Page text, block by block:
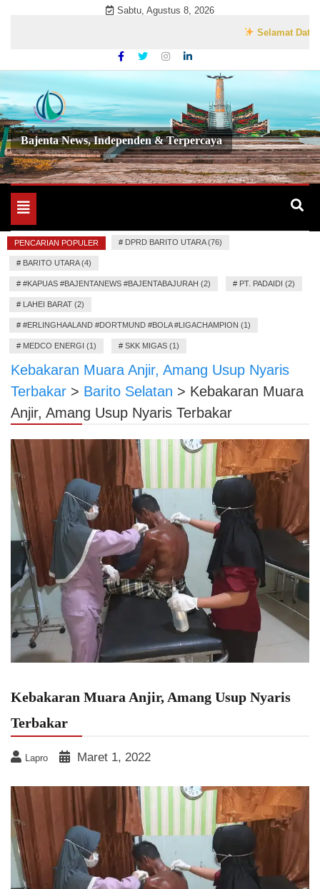
Sabtu, Agustus 8, 2026
Selamat Datang di
Bajenta News, Independen & Terpercaya
Toggle
navigation
PENCARIAN POPULER # DPRD BARITO UTARA (76)
# BARITO UTARA (4)
# #KAPUAS #BAJENTANEWS #BAJENTABAJURAH (2) # PT. PADAIDI (2)
# LAHEI BARAT (2)
# #ERLINGHAALAND #DORTMUND #BOLA #LIGACHAMPION (1)
# MEDCO ENERGI (1) # SKK MIGAS (1)
Kebakaran Muara Anjir, Amang Usup Nyaris
Terbakar > Barito Selatan > Kebakaran Muara
Anjir, Amang Usup Nyaris Terbakar
Kebakaran Muara Anjir, Amang Usup Nyaris
Terbakar
Lapro Maret 1, 2022